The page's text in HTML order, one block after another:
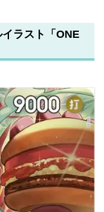
イラスト「ONE